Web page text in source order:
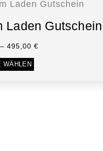
Laden Gutschein
– 495,00 €